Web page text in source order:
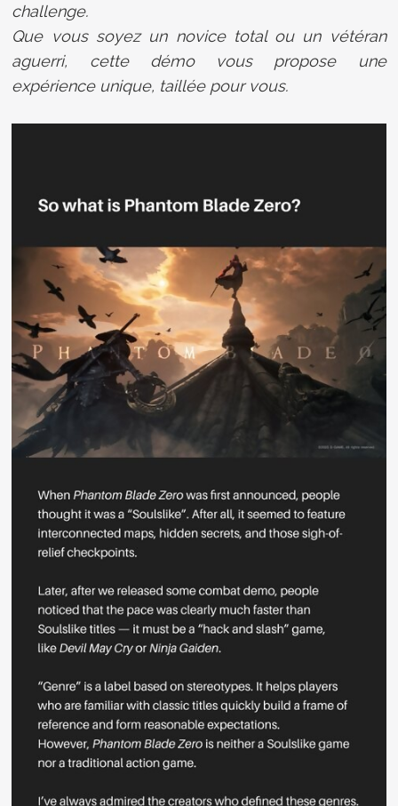
challenge.
Que vous soyez un novice total ou un vétéran
aguerri, cette démo vous propose une
expérience unique, taillée pour vous.